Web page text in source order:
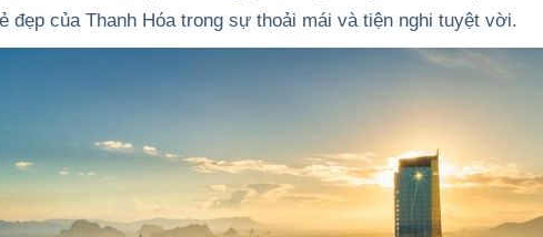
đẹp của Thanh Hóa trong sự thoải mái và tiện nghi tuyệt vời.